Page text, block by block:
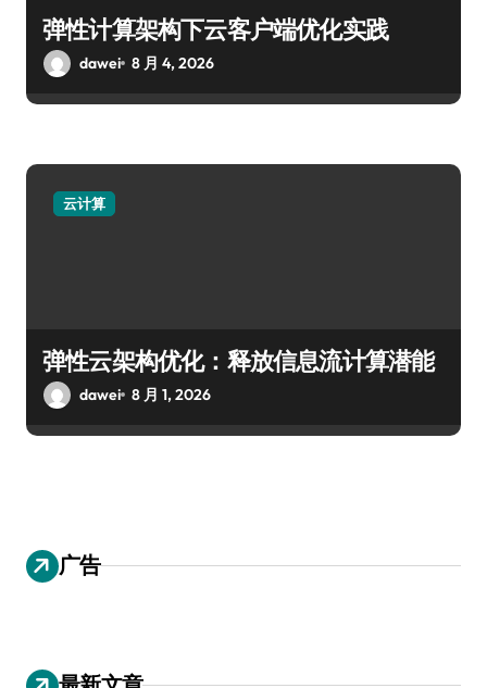
弹性计算架构下云客户端优化实践
dawei 8 月 4, 2026
云计算
弹性云架构优化：释放信息流计算潜能
dawei 8 月 1, 2026
广告